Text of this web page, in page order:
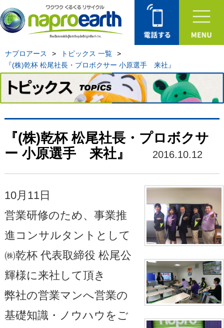
ナプロアース > トピックス 一覧
>
『(株)乾杯 松尾社長・プロボクサー 小原選手 来社』
『(株)乾杯 松尾社長・プロボクサ
ー 小原選手 来社』
2016.10.12
10月11日
営業研修のため、事業推
進コンサルタントとして
㈱乾杯 代表取締役 松尾公
輝様に来社して頂き
弊社の営業マンへ営業の
基礎知識・ノウハウをご